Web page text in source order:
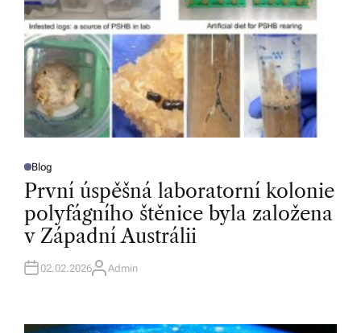
P
O
E
D
I
N
Blog
První úspěšná laboratorní kolonie
polyfágního štěnice byla založena
v Západní Austrálii
02.02.2026A
R
Admin